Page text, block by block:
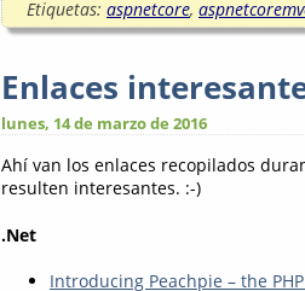
Etiquetas: aspnetcore,
Enlaces
lunes, 14 de marzo de 2016
Ahí van los enlaces recopilados
resulten interesantes. :-)
.Net
Introducing Peachpie – the